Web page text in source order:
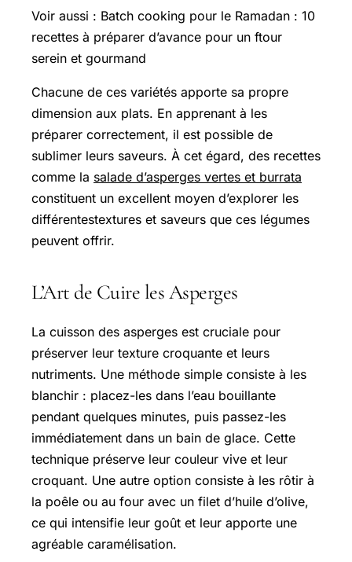
Voir aussi : Batch cooking pour le Ramadan : 10
recettes à préparer d’avance pour un ftour
serein et gourmand
Chacune de ces variétés apporte sa propre
dimension aux plats. En apprenant à les
préparer correctement, il est possible de
sublimer leurs saveurs. À cet égard, des recettes
comme la salade d’asperges vertes et burrata
constituent un excellent moyen d’explorer les
différentestextures et saveurs que ces légumes
peuvent offrir.
L’Art de Cuire les Asperges
La cuisson des asperges est cruciale pour
préserver leur texture croquante et leurs
nutriments. Une méthode simple consiste à les
blanchir : placez-les dans l’eau bouillante
pendant quelques minutes, puis passez-les
immédiatement dans un bain de glace. Cette
technique préserve leur couleur vive et leur
croquant. Une autre option consiste à les rôtir à
la poêle ou au four avec un filet d’huile d’olive,
ce qui intensifie leur goût et leur apporte une
agréable caramélisation.